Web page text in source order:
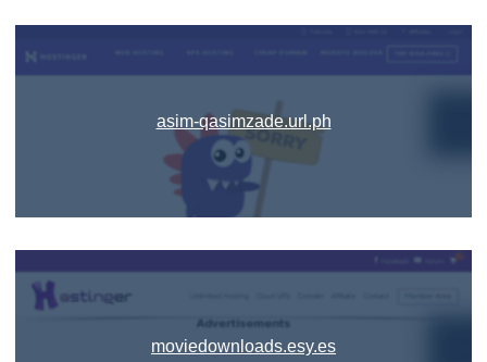
asim-qasimzade.url.ph
moviedownloads.esy.es